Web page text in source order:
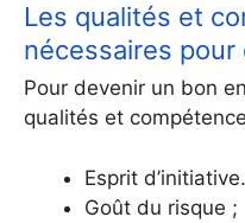
Les qualités et
nécessaires
Pour devenir un bon
qualités et
Esprit d’initiative.
Goût du risque ;